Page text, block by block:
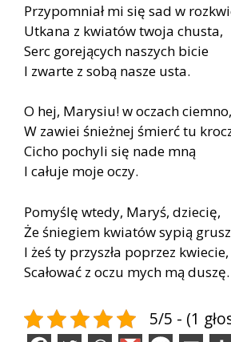
Przypomniał mi się sad w
Utkana z kwiatów twoja chusta,
Serc gorejących naszych bicie
I zwarte z sobą nasze usta.
O hej, Marysiu! w oczach ciemno,
W zawiei śnieżnej śmierć tu
Cicho pochyli się nade mną
I całuje moje oczy.
Pomyślę wtedy, Maryś, dziecię,
Że śniegiem kwiatów sypią
I żeś ty przyszła poprzez kwiecie,
Scałować z oczu mych mą duszę.
5/5 - (1